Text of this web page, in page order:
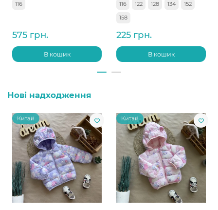
116
575 грн.
В кошик
116 122 128 134
152
158
225 грн.
В кошик
Нові надходження
Китай Китай